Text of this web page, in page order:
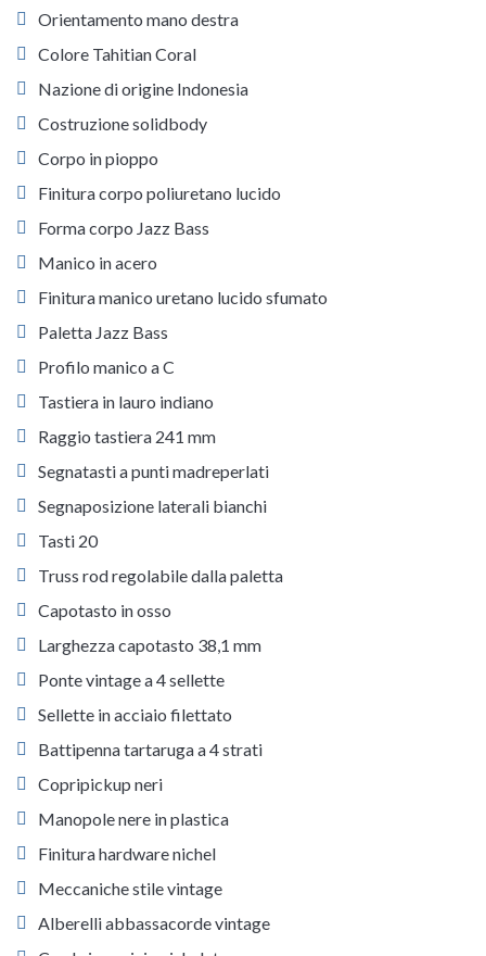
Orientamento mano destra
Colore Tahitian Coral
Nazione di origine Indonesia
Costruzione solidbody
Corpo in pioppo
Finitura corpo poliuretano lucido
Forma corpo Jazz Bass
Manico in acero
Finitura manico uretano lucido sfumato
Paletta Jazz Bass
Profilo manico a C
Tastiera in lauro indiano
Raggio tastiera 241 mm
Segnatasti a punti madreperlati
Segnaposizione laterali bianchi
Tasti 20
Truss rod regolabile dalla paletta
Capotasto in osso
Larghezza capotasto 38,1 mm
Ponte vintage a 4 sellette
Sellette in acciaio filettato
Battipenna tartaruga a 4 strati
Copripickup neri
Manopole nere in plastica
Finitura hardware nichel
Meccaniche stile vintage
Alberelli abbassacorde vintage